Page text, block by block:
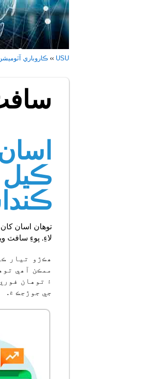
USU
›› ڪاروباري
ڪيل
توهان اسان
لاءِ. پوءِ سافٽ
ھڪڙو تيار
ممڪن آھي
۽ توهان
جي جوڙجڪ ۾.